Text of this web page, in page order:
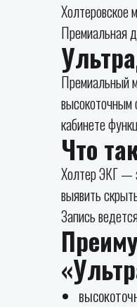
Холтеровское
Премиальная
Премиальный
высокоточным
кабинете
Что
Холтер ЭКГ —
выявить
Запись